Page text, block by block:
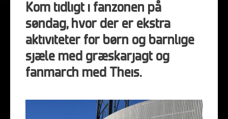
Kom tidligt i fanzonen på
søndag, hvor der er ekstra
aktiviteter for børn og barnlige
sjæle med græskarjagt og
fanmarch med Theis.